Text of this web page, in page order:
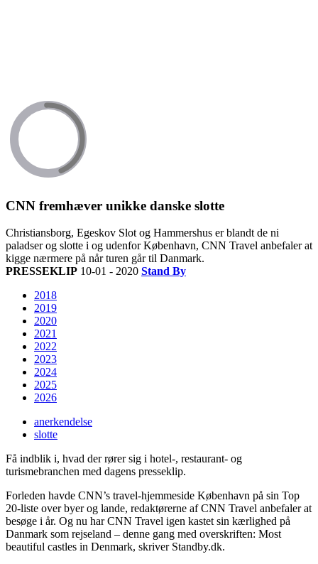
CNN fremhæver unikke danske slotte
Christiansborg, Egeskov Slot og Hammershus er blandt de ni
paladser og slotte i og udenfor København, CNN Travel anbefaler at
kigge nærmere på når turen går til Danmark.
PRESSEKLIP 10-01 - 2020 Stand By
2018
2019
2020
2021
2022
2023
2024
2025
2026
anerkendelse
slotte
Få indblik i, hvad der rører sig i hotel-, restaurant- og
turismebranchen med dagens presseklip.
Forleden havde CNN’s travel-hjemmeside København på sin Top
20-liste over byer og lande, redaktørerne af CNN Travel anbefaler at
besøge i år. Og nu har CNN Travel igen kastet sin kærlighed på
Danmark som rejseland – denne gang med overskriften: Most
beautiful castles in Denmark, skriver Standby.dk.